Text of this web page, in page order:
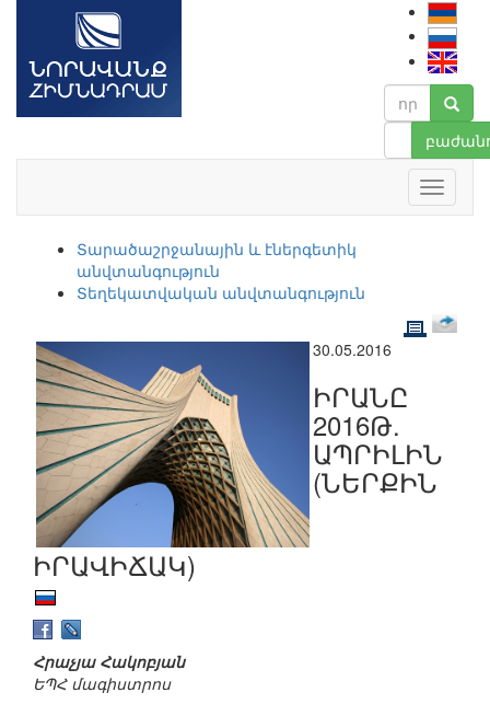
Տարածաշրջանային և էներգետիկ
անվտանգություն
Տեղեկատվական անվտանգություն
30.05.2016
ԻՐԱՆԸ
2016Թ.
ԱՊՐԻԼԻՆ
(ՆԵՐՔԻՆ
ԻՐԱՎԻՃԱԿ)
Հրաչյա Հակոբյան
ԵՊՀ մագիստրոս